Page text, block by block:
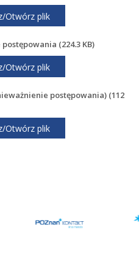
Otwórz plik
postępowania (224.3 KB)
Otwórz plik
Otwórz plik